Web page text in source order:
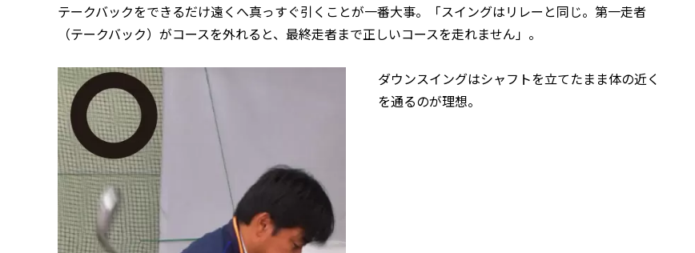
テークバックをできるだけ遠くへ真っすぐ引くことが一番大事。「スイングはリレーと同じ。第一走者
（テークバック）がコースを外れると、最終走者まで正しいコースを走れません」。
ダウンスイングはシャフトを立てたまま体の近く
を通るのが理想。